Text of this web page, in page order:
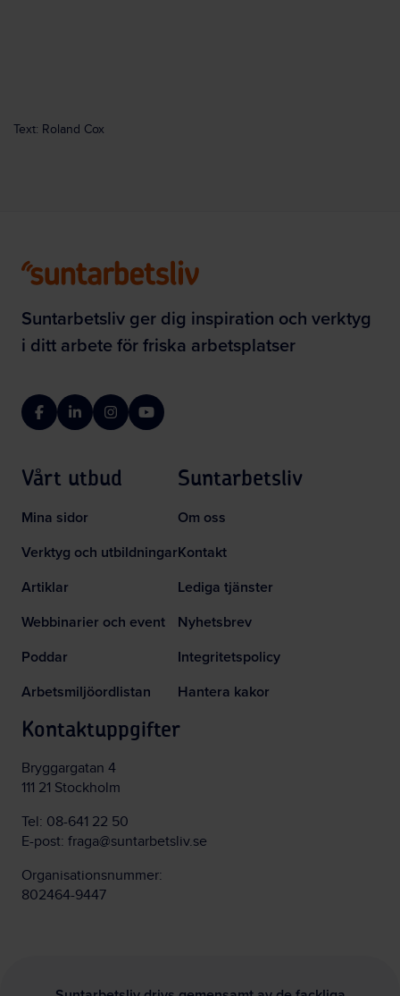
Text: Roland Cox
Suntarbetsliv ger dig inspiration och verktyg
i ditt arbete för friska arbetsplatser
FacebookLinkedInInstagramYouTube
Vårt utbud
Mina sidor
Verktyg och utbildningar
Artiklar
Webbinarier och event
Poddar
Arbetsmiljöordlistan
Suntarbetsliv
Om oss
Kontakt
Lediga tjänster
Nyhetsbrev
Integritetspolicy
Hantera kakor
Kontaktuppgifter
Bryggargatan 4
111 21 Stockholm
Tel: 08-641 22 50
E-post: fraga@suntarbetsliv.se
Organisationsnummer:
802464-9447